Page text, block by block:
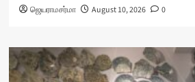
ஜெயராமசர்மா August 10, 2026 0